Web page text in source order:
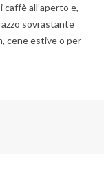
all’aperto e,
sovrastante
cene estive o per